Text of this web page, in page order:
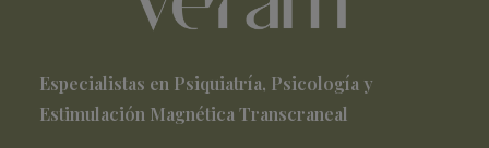
Especialistas en Psiquiatría, Psicología y
Estimulación Magnética Transcraneal